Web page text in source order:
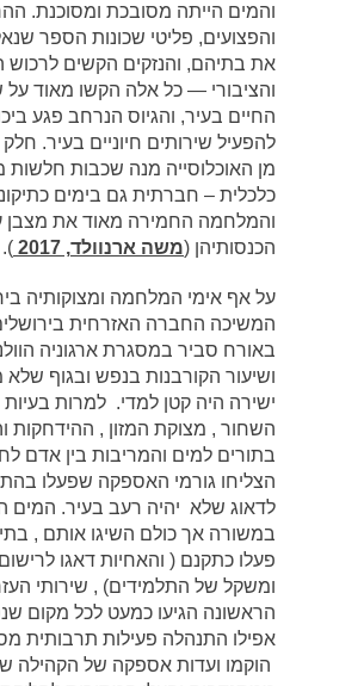
והמים הייתה מסובכת ומסוכנת.
והפצועים, פליטי שכונות הספר
את בתיהם, והנזקים הקשים לרכוש
והציבורי — כל אלה הקשו מאוד
החיים בעיר, והגיוס הנרחב פגע
להפעיל שירותים חיוניים בעיר. חלק
מן האוכלוסייה מנה שכבות חלשות
כלכלית – חברתית גם בימים
והמלחמה החמירה מאוד את מצבן
הכנסותיהן (משה ארנוולד, 2017
).
על אף אימי המלחמה ומצוקותיה
המשיכה החברה האזרחית
באורח סביר במסגרת ארגוניה
ושיעור הקורבנות בנפש ובגוף שלא
ישירה היה קטן למדי. למרות
השחור , מצוקת המזון , ההידחקות
בתורים למים והמריבות בין אדם
הצליחו גורמי האספקה שפעלו
לדאוג שלא יהיה רעב בעיר. המים
במשורה אך כולם השיגו אותם ,
פעלו כתקנם ( והאחיות דאגו
ומשקל של התלמידים) , שירותי
הראשונה הגיעו כמעט לכל מקום
אפילו התנהלה פעילות תרבותית
הוקמו ועדות אספקה של הקהילה